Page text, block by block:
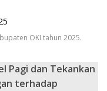
OKI tahun 2025.
Pagi dan Tekankan
terhadap